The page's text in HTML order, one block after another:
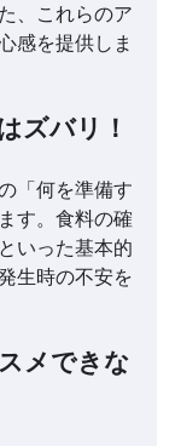
、これらのア
感を提供しま
ズバリ！
「何を準備す
す。食料の確
いった基本的
生時の不安を
メできな